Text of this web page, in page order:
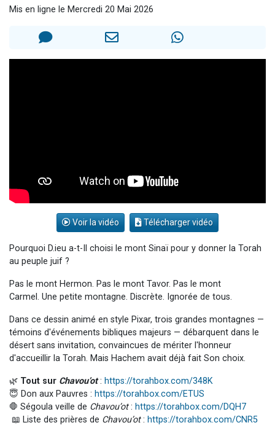
Mis en ligne le Mercredi 20 Mai 2026
Voir la vidéo Télécharger vidéo
Pourquoi D.ieu a-t-Il choisi le mont Sinaï pour y donner la Torah
au peuple juif ?
Pas le mont Hermon. Pas le mont Tavor. Pas le mont
Carmel. Une petite montagne. Discrète. Ignorée de tous.
Dans ce dessin animé en style Pixar, trois grandes montagnes —
témoins d'événements bibliques majeurs — débarquent dans le
désert sans invitation, convaincues de mériter l'honneur
d'accueillir la Torah. Mais Hachem avait déjà fait Son choix.
🌿 Tout sur Chavou’ot: https://torahbox.com/348K
😇 Don aux Pauvres : https://torahbox.com/ETUS
🛑 Ségoula veille de Chavou’ot: https://torahbox.com/DQH7
📖 Liste des prières de Chavou’ot: https://torahbox.com/CNR5